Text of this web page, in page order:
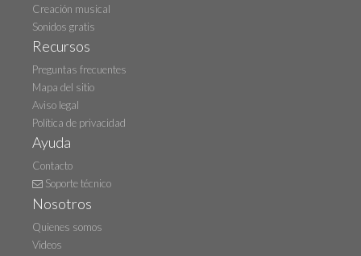
Creación musical
Sonidos gratis
Recursos
Preguntas frecuentes
Mapa del sitio
Aviso legal
Política de privacidad
Ayuda
Contacto
Soporte técnico
Nosotros
Quienes somos
Videos